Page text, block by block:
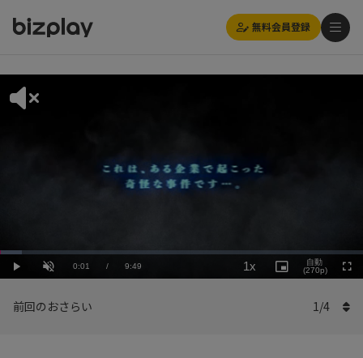
無料会員登録
Play UnmuteCurrent
0:01 / Duration
9:49
Loaded:
6.12%
1x
Rate
Picture-
in-
自動
(270p)
前回のおさらい 1/4